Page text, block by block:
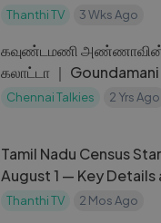
Special Report
Thanthi TV 3 Wks Ago
கவுண்டமணி அண்ணாவின்
கலாட்டா ｜
Scene ｜ Tamil
Chennai Talkies 2 Yrs Ago
Tamil Nadu Census
August 1 — Key Details
to Expect
Thanthi TV 2 Mos Ago